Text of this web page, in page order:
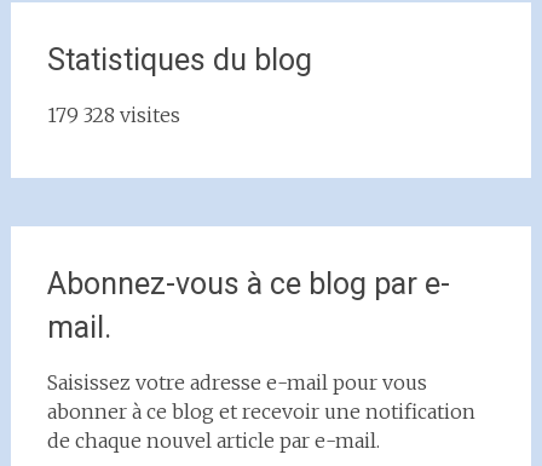
Statistiques du blog
179 328 visites
Abonnez-vous à ce blog par e-
mail.
Saisissez votre adresse e-mail pour vous
abonner à ce blog et recevoir une notification
de chaque nouvel article par e-mail.